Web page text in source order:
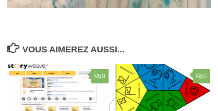
VOUS AIMEREZ AUSSI...
0 0